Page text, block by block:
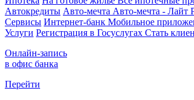
Автокредиты Авто-мечта Авто-мечта - Лайт
Сервисы Интернет-банк Мобильное
Услуги Регистрация в Госуслугах Стать
Онлайн-запись
в офис банка
Перейти